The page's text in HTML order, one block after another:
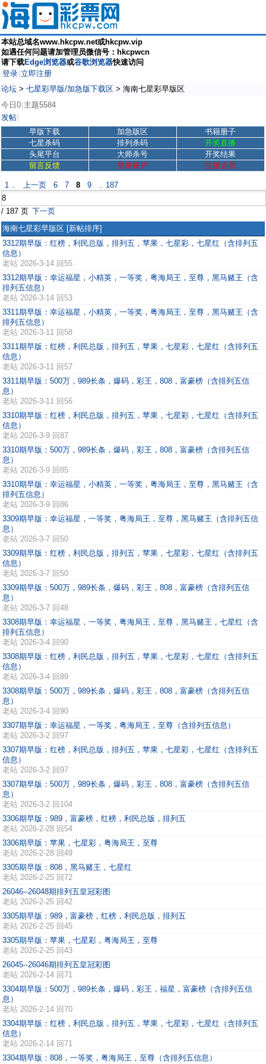
本站总域名www.hkcpw.net或hkcpw.vip
如遇任何问题请加管理员微信号：hkcpwcn
请下载Edge浏览器或谷歌浏览器快速访问
登录 立即注册
论坛 > 七星彩早版/加急版下载区 > 海南七星彩早版区
今日0 主题5584
发帖
早版下载 加急版区
书籍册子
七星杀码
排列杀码
开奖直播
头尾平台
大师杀号
开奖结果
留言反馈
登录账户 注册会员
1 .. 上一页 6 7 8 9 .. 187
/ 187 页 下一页
海南七星彩早版区 [新帖排序]
3312期早版：红榜，利民总版，排列五，苹果，七星彩，七星红（含排列五
信息）
老站 2026-3-14 回55
3312期早版：幸运福星，小精英，一等奖，粤海局王，至尊，黑马赌王（含
排列五信息）
老站 2026-3-14 回53
3311期早版：幸运福星，小精英，一等奖，粤海局王，至尊，黑马赌王（含
排列五信息）
老站 2026-3-11 回58
3311期早版：红榜，利民总版，排列五，苹果，七星彩，七星红（含排列五
信息）
老站 2026-3-11 回57
3311期早版：500万，989长条，爆码，彩王，808，富豪榜（含排列五信
息）
老站 2026-3-11 回56
3310期早版：红榜，利民总版，排列五，苹果，七星彩，七星红（含排列五
信息）
老站 2026-3-9 回87
3310期早版：500万，989长条，爆码，彩王，808，富豪榜（含排列五信
息）
老站 2026-3-9 回85
3310期早版：幸运福星，小精英，一等奖，粤海局王，至尊，黑马赌王（含
排列五信息）
老站 2026-3-9 回86
3309期早版：幸运福星，一等奖，粤海局王，至尊，黑马赌王（含排列五信
息）
老站 2026-3-7 回50
3309期早版：红榜，利民总版，排列五，苹果，七星彩，七星红（含排列五
信息）
老站 2026-3-7 回50
3309期早版：500万，989长条，爆码，彩王，808，富豪榜（含排列五信
息）
老站 2026-3-7 回48
3308期早版：幸运福星，一等奖，粤海局王，至尊，黑马赌王，七星红（含
排列五信息）
老站 2026-3-4 回90
3308期早版：红榜，利民总版，排列五，苹果，七星彩，七星红（含排列五
信息）
老站 2026-3-4 回89
3308期早版：500万，989长条，爆码，彩王，808，富豪榜（含排列五信
息）
老站 2026-3-4 回90
3307期早版：幸运福星，一等奖，粤海局王，至尊（含排列五信息）
老站 2026-3-2 回97
3307期早版：红榜，利民总版，排列五，苹果，七星彩，七星红（含排列五
信息）
老站 2026-3-2 回97
3307期早版：500万，989长条，爆码，彩王，808，富豪榜（含排列五信
息）
老站 2026-3-2 回104
3306期早版：989，富豪榜，红榜，利民总版，排列五
老站 2026-2-28 回54
3306期早版：苹果，七星彩，粤海局王，至尊
老站 2026-2-28 回49
3305期早版：808，黑马赌王，七星红
老站 2026-2-25 回72
26046--26048期排列五皇冠彩图
老站 2026-2-25 回42
3305期早版：989，富豪榜，红榜，利民总版，排列五
老站 2026-2-25 回45
3305期早版：苹果，七星彩，粤海局王，至尊
老站 2026-2-25 回43
26045--26046期排列五皇冠彩图
老站 2026-2-14 回71
3304期早版：500万，989长条，爆码，彩王，福星，富豪榜（含排列五信
息）
老站 2026-2-14 回70
3304期早版：红榜，利民总版，排列五，苹果，七星彩，七星红（含排列五
信息）
老站 2026-2-14 回71
3304期早版：808，一等奖，粤海局王，至尊（含排列五信息）